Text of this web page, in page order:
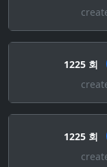
1225 회
1225 회